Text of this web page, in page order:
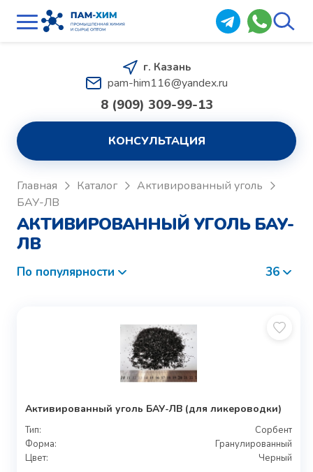
г. Казань
pam-him116@yandex.ru
8 (909) 309-99-13
КОНСУЛЬТАЦИЯ
Главная Каталог
Активированный уголь
БАУ-ЛВ
АКТИВИРОВАННЫЙ УГОЛЬ БАУ-
ЛВ
По популярности 36
Активированный уголь БАУ-ЛВ (для ликероводки)
Тип:
Сорбент
Форма:
Гранулированный
Цвет:
Черный